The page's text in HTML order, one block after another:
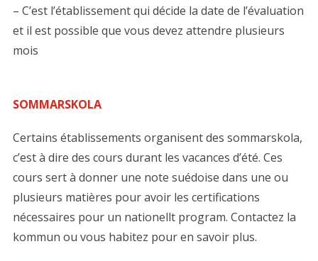
– C’est l’établissement qui décide la date de l’évaluation
et il est possible que vous devez attendre plusieurs
mois
SOMMARSKOLA
Certains établissements organisent des sommarskola,
c’est à dire des cours durant les vacances d’été. Ces
cours sert à donner une note suédoise dans une ou
plusieurs matières pour avoir les certifications
nécessaires pour un nationellt program. Contactez la
kommun ou vous habitez pour en savoir plus.